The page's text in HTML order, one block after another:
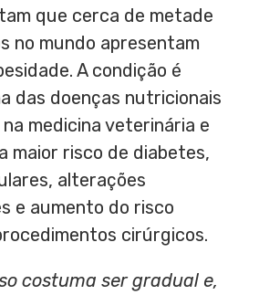
que cerca de metade
no mundo apresentam
A condição é
das doenças nutricionais
medicina veterinária e
maior risco de diabetes,
alterações
e aumento do risco
cirúrgicos.
costuma ser gradual e,